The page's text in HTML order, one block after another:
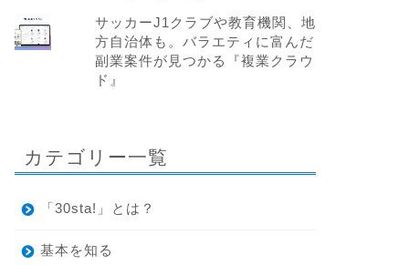
サッカーJ1クラブや教育機関、地
方自治体も。バラエティに富んだ
副業案件が見つかる『複業クラウ
ド』
カテゴリー一覧
「30sta!」とは？
基本を知る